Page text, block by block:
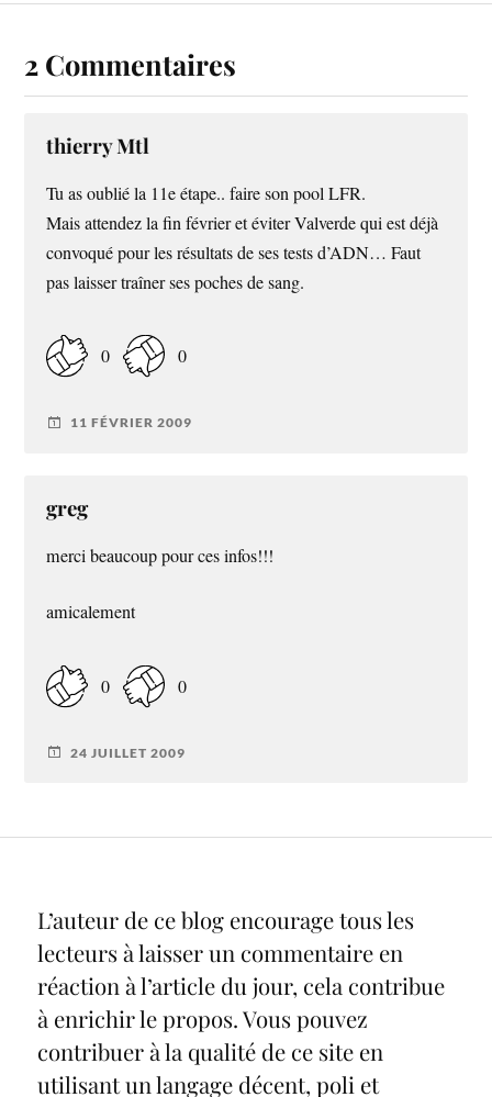
2 Commentaires
thierry Mtl
Tu as oublié la 11e étape.. faire son pool LFR.
Mais attendez la fin février et éviter Valverde qui est déjà
convoqué pour les résultats de ses tests d’ADN… Faut
pas laisser traîner ses poches de sang.
0 0
11 FÉVRIER 2009
greg
merci beaucoup pour ces infos!!!
amicalement
0 0
24 JUILLET 2009
L’auteur de ce blog encourage tous les
lecteurs à laisser un commentaire en
réaction à l’article du jour, cela contribue
à enrichir le propos. Vous pouvez
contribuer à la qualité de ce site en
utilisant un langage décent, poli et